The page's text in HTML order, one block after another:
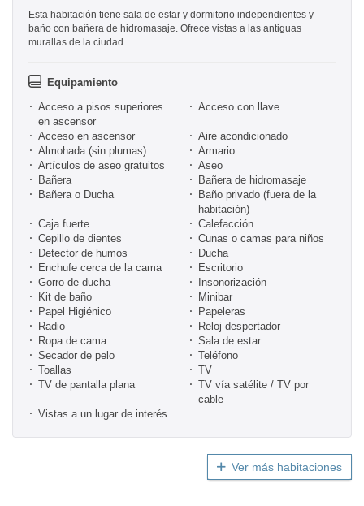
Esta habitación tiene sala de estar y dormitorio independientes y
baño con bañera de hidromasaje. Ofrece vistas a las antiguas
murallas de la ciudad.
Equipamiento
Acceso a pisos superiores
en ascensor
Acceso con llave
Acceso en ascensor
Aire acondicionado
Almohada (sin plumas)
Armario
Artículos de aseo gratuitos
Aseo
Bañera
Bañera de hidromasaje
Bañera o Ducha
Baño privado (fuera de la
habitación)
Caja fuerte
Calefacción
Cepillo de dientes
Cunas o camas para niños
Detector de humos
Ducha
Enchufe cerca de la cama
Escritorio
Gorro de ducha
Insonorización
Kit de baño
Minibar
Papel Higiénico
Papeleras
Radio
Reloj despertador
Ropa de cama
Sala de estar
Secador de pelo
Teléfono
Toallas
TV
TV de pantalla plana
TV vía satélite / TV por
cable
Vistas a un lugar de interés
Ver más habitaciones